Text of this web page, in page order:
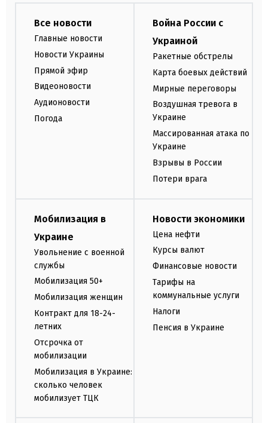
Все новости
Главные новости
Новости Украины
Прямой эфир
Видеоновости
Аудионовости
Погода
Война России с
Украиной
Ракетные обстрелы
Карта боевых действий
Мирные переговоры
Воздушная тревога в
Украине
Массированная атака по
Украине
Взрывы в России
Потери врага
Мобилизация в
Украине
Увольнение с военной
службы
Мобилизация 50+
Мобилизация женщин
Контракт для 18-24-
летних
Отсрочка от
мобилизации
Мобилизация в Украине:
сколько человек
мобилизует ТЦК
Новости экономики
Цена нефти
Курсы валют
Финансовые новости
Тарифы на
коммунальные услуги
Налоги
Пенсия в Украине